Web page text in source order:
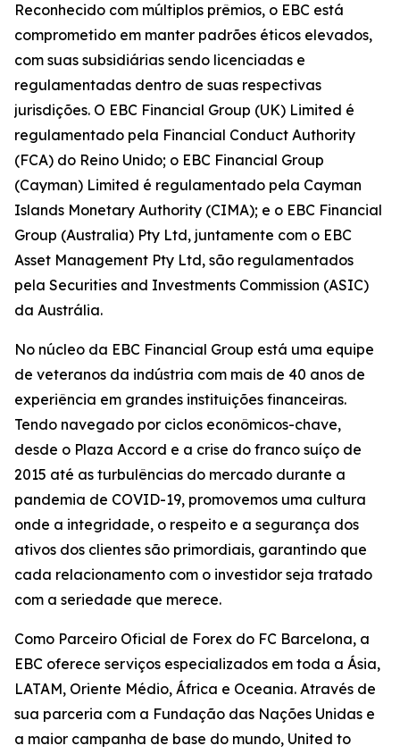
Reconhecido com múltiplos prêmios, o EBC está
comprometido em manter padrões éticos elevados,
com suas subsidiárias sendo licenciadas e
regulamentadas dentro de suas respectivas
jurisdições. O EBC Financial Group (UK) Limited é
regulamentado pela Financial Conduct Authority
(FCA) do Reino Unido; o EBC Financial Group
(Cayman) Limited é regulamentado pela Cayman
Islands Monetary Authority (CIMA); e o EBC Financial
Group (Australia) Pty Ltd, juntamente com o EBC
Asset Management Pty Ltd, são regulamentados
pela Securities and Investments Commission (ASIC)
da Austrália.
No núcleo da EBC Financial Group está uma equipe
de veteranos da indústria com mais de 40 anos de
experiência em grandes instituições financeiras.
Tendo navegado por ciclos econômicos-chave,
desde o Plaza Accord e a crise do franco suíço de
2015 até as turbulências do mercado durante a
pandemia de COVID-19, promovemos uma cultura
onde a integridade, o respeito e a segurança dos
ativos dos clientes são primordiais, garantindo que
cada relacionamento com o investidor seja tratado
com a seriedade que merece.
Como Parceiro Oficial de Forex do FC Barcelona, a
EBC oferece serviços especializados em toda a Ásia,
LATAM, Oriente Médio, África e Oceania. Através de
sua parceria com a Fundação das Nações Unidas e
a maior campanha de base do mundo, United to